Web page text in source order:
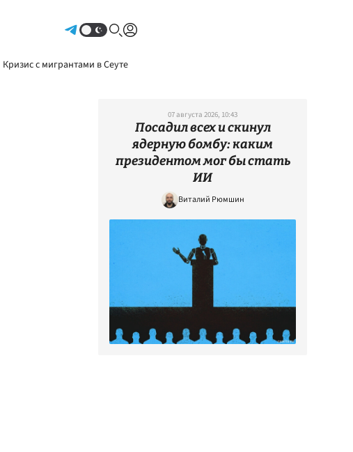
Кризис с мигрантами в Сеуте
07 августа 2026, 10:43
Посадил всех и скинул
ядерную бомбу: каким
президентом мог бы стать
ИИ
Виталий Рюмшин